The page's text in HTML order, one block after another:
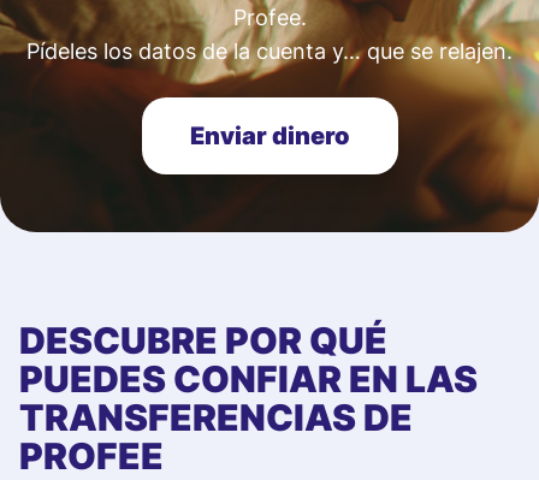
Profee.
Pídeles los datos de la cuenta y… que se relajen.
Enviar dinero
DESCUBRE POR QUÉ
PUEDES CONFIAR EN LAS
TRANSFERENCIAS DE
PROFEE